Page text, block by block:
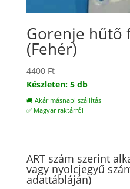
Gorenje hűtő
(Fehér)
4400 Ft
Készleten: 5 db
🚚 Akár másnapi szállítás
✅ Magyar raktárról
ART szám szerint
vagy nyolcjegyű
adattábláján)